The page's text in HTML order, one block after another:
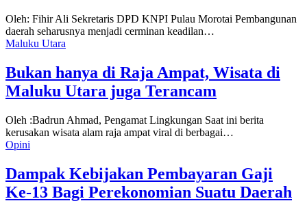
Oleh: Fihir Ali Sekretaris DPD KNPI Pulau Morotai Pembangunan
daerah seharusnya menjadi cerminan keadilan…
Maluku Utara
Bukan hanya di Raja Ampat, Wisata di
Maluku Utara juga Terancam
Oleh :Badrun Ahmad, Pengamat Lingkungan Saat ini berita
kerusakan wisata alam raja ampat viral di berbagai…
Opini
Dampak Kebijakan Pembayaran Gaji
Ke-13 Bagi Perekonomian Suatu Daerah